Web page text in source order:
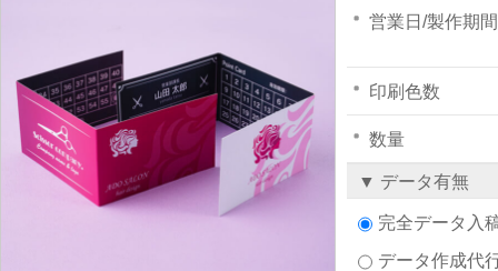
営業日/製作期間
印刷色数
数量
▼ データ有無
完全データ入
データ作成代